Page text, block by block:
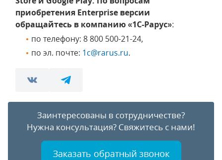
приобретения Enterprise версии
обращайтесь в компанию«1С-Рарус»:
по телефону: 8 800 500-21-24,
по эл. почте: 1c@rarus.ru.
Заинтересованы в сотрудничестве?
Нужна консультация? Свяжитесь с нами!
Заказать обратный звонок